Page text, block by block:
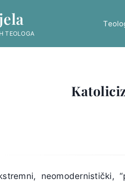
TEOLOGA
neomodernistički,